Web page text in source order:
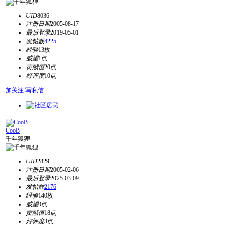
UID8036
注册日期2005-08-17
最后登录2019-05-01
发帖数4225
经验13枚
威望1点
贡献值20点
好评度10点
加关注 写私信
CooB
千年狐狸
UID2829
注册日期2005-02-06
最后登录2025-03-09
发帖数2176
经验140枚
威望0点
贡献值18点
好评度3点